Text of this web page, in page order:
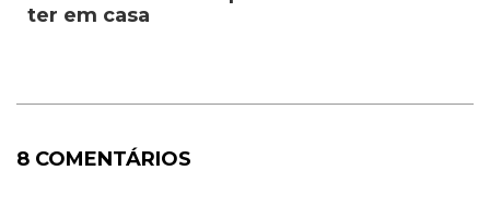
ter em casa
8 COMENTÁRIOS